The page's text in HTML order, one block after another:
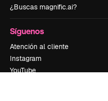
¿Buscas magnific.ai?
Síguenos
Atención al cliente
Instagram
YouTube